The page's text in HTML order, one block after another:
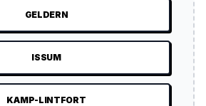
GELDERN
ISSUM
KAMP-LINTFORT